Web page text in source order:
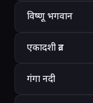
विष्णू भगवान
एकादशी व्रत
गंगा नदी